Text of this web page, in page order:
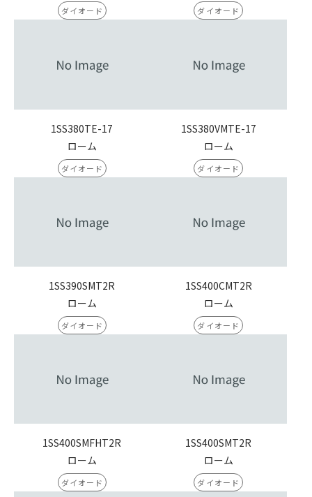
ダイオード ダイオード
1SS380TE-17
ローム
ダイオード
1SS380VMTE-17
ローム
ダイオード
1SS390SMT2R
ローム
ダイオード
1SS400CMT2R
ローム
ダイオード
1SS400SMFHT2R
ローム
ダイオード
1SS400SMT2R
ローム
ダイオード